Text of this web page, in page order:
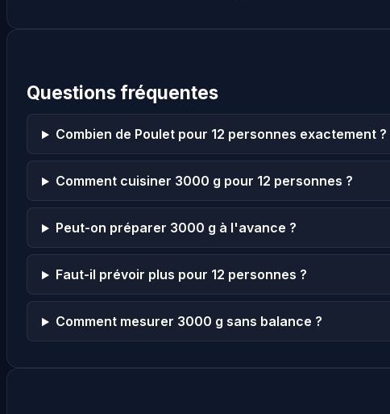
Questions fréquentes
Combien de Poulet pour 12 personnes exactement ?
Comment cuisiner 3000 g pour 12 personnes ?
Peut-on préparer 3000 g à l'avance ?
Faut-il prévoir plus pour 12 personnes ?
Comment mesurer 3000 g sans balance ?